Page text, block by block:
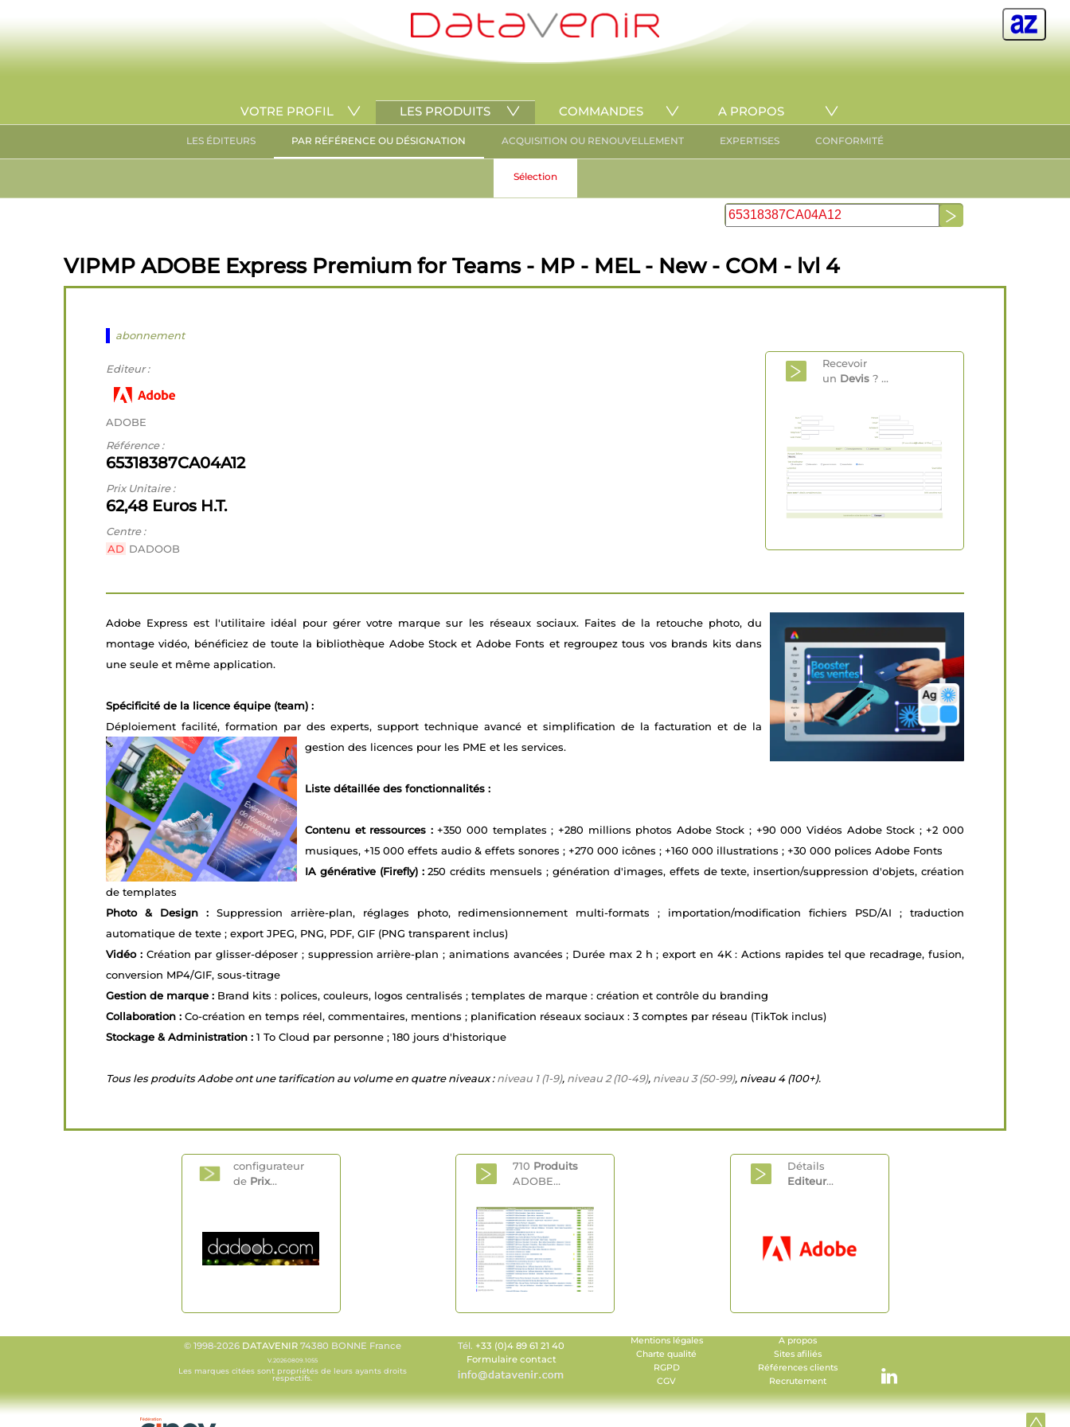
VOTRE PROFIL LES PRODUITS COMMANDES A PROPOS
LES ÉDITEURS PAR RÉFÉRENCE OU DÉSIGNATION ACQUISITION OU RENOUVELLEMENT EXPERTISES CONFORMITÉ
Sélection
VIPMP ADOBE Express Premium for Teams - MP - MEL - New - COM - lvl 4
abonnement
Editeur :
ADOBE
Référence :
65318387CA04A12
Prix Unitaire :
62,48 Euros H.T.
Centre :
AD DADOOB
Recevoir
un Devis ? ...
Adobe Express est l'utilitaire idéal pour gérer votre marque sur les réseaux sociaux. Faites de la retouche photo, du
montage vidéo, bénéficiez de toute la bibliothèque Adobe Stock et Adobe Fonts et regroupez tous vos brands kits dans
une seule et même application.
Spécificité de la licence équipe (team) :
Déploiement facilité, formation par des experts, support technique avancé et simplification de la facturation et de la
gestion des licences pour les PME et les services.
Liste détaillée des fonctionnalités :
Contenu et ressources :+350 000 templates ; +280 millions photos Adobe Stock ; +90 000 Vidéos Adobe Stock ; +2 000
musiques, +15 000 effets audio & effets sonores ; +270 000 icônes ; +160 000 illustrations ; +30 000 polices Adobe Fonts
IA générative (Firefly) :250 crédits mensuels ; génération d'images, effets de texte, insertion/suppression d'objets, création
de templates
Photo & Design :Suppression arrière-plan, réglages photo, redimensionnement multi-formats ; importation/modification fichiers PSD/AI ; traduction
automatique de texte ; export JPEG, PNG, PDF, GIF (PNG transparent inclus)
Vidéo :Création par glisser-déposer ; suppression arrière-plan ; animations avancées ; Durée max 2 h ; export en 4K : Actions rapides tel que recadrage, fusion,
conversion MP4/GIF, sous-titrage
Gestion de marque : Brand kits : polices, couleurs, logos centralisés ; templates de marque : création et contrôle du branding
Collaboration : Co-création en temps réel, commentaires, mentions ; planification réseaux sociaux : 3 comptes par réseau (TikTok inclus)
Stockage & Administration : 1 To Cloud par personne ; 180 jours d'historique
Tous les produits Adobe ont une tarification au volume en quatre niveaux :niveau 1 (1-9), niveau 2 (10-49), niveau 3 (50-99), niveau 4 (100+).
configurateur
de Prix...
710 Produits
ADOBE...
Détails
Editeur...
© 1998-2026 DATAVENIR74380 BONNE France
V.20260809.1055
Les marques citées sont propriétés de leurs ayants droits
respectifs.
Tél. +33 (0)4 89 61 21 40
Formulaire contact
Mentions légales
Charte qualité
RGPD
CGV
A propos
Sites afiliés
Références clients
Recrutement